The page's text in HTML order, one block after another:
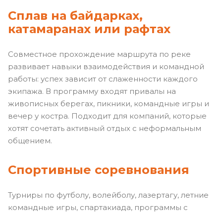
Сплав на байдарках,
катамаранах или рафтах
Совместное прохождение маршрута по реке
развивает навыки взаимодействия и командной
работы: успех зависит от слаженности каждого
экипажа. В программу входят привалы на
живописных берегах, пикники, командные игры и
вечер у костра. Подходит для компаний, которые
хотят сочетать активный отдых с неформальным
общением.
Спортивные соревнования
Турниры по футболу, волейболу, лазертагу, летние
командные игры, спартакиада, программы с